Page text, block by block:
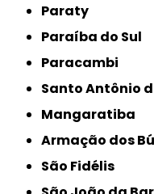
Paraty
Paraíba do Sul
Paracambi
Santo Antônio
Mangaratiba
Armação dos
São Fidélis